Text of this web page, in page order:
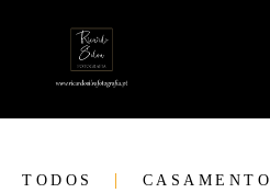
TODOS CASAMENTO